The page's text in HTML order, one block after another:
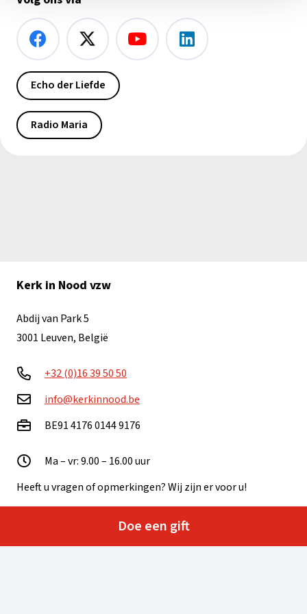
Echo der Liefde
Radio Maria
Kerk in Nood vzw
Abdij van Park 5
3001 Leuven, België
+32 (0)16 39 50 50
info@kerkinnood.be
BE91 4176 0144 9176
Ma – vr: 9.00 – 16.00 uur
Heeft u vragen of opmerkingen? Wij zijn er voor u!
Doe een gift